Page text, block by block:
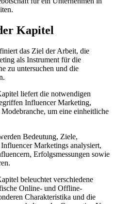
Kapitel
das Ziel der Arbeit, die
als Instrument für die
zu untersuchen und die
liefert die notwendigen
Influencer Marketing,
um eine einheitliche
Bedeutung, Ziele,
Marketings analysiert,
Erfolgsmessungen sowie
beleuchtet verschiedene
Online- und Offline-
Charakteristika und die